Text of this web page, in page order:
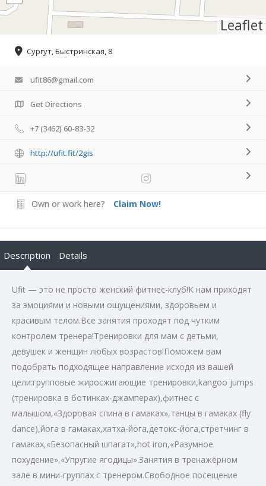
Leaflet
Сургут, Быстринская, 8
ufit86@gmail.com
Get Directions
+7 (3462) 60-83-32
http://ufit.fit/2gis
Own or work here? Claim Now!
Description Details
Ufit — это не просто женский фитнес-клуб!К нам приходят
за эмоциями и новыми ощущениями, здоровьем и
красивым телом.Все занятия проходят под чутким
контролем тренера!Тренировки для мам с детьми,
девушек и женщин любых возрастов!Поможем вам
подобрать подходящее направление исходя из вашей
цели:групповые жиросжигающие тренировки,kangoo jumps
(тренировка в ботинках-джамперах),фитнес с
малышом,«Здоровая спина в гамаках»,танцы в гамаках (fly
dance),йога в гамаках,хатха-йога,детокс-йога,стретчинг в
гамаках,«Безопасный шпагат»,hot iron,«Разумное
похудение»,«Упругие ягодицы».Занятия в тренажёрном
зале в мини-группах с тренером.Свободное посещение